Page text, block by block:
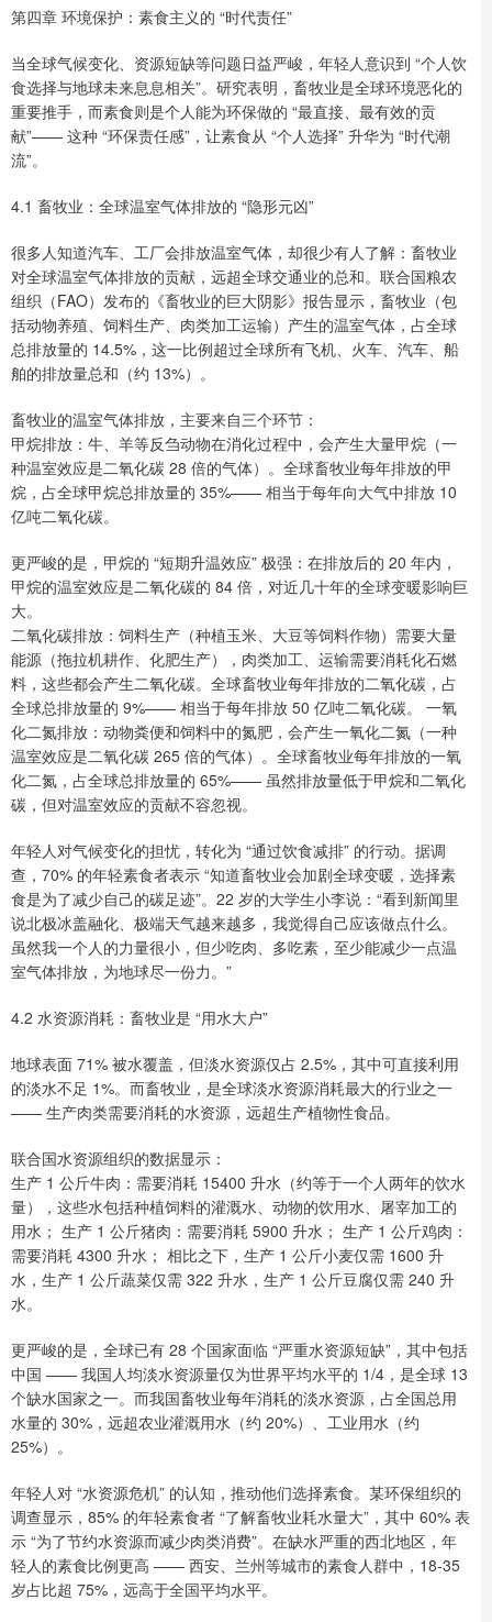
第四章 环境保护：素食主义的 “时代责任”
当全球气候变化、资源短缺等问题日益严峻，年轻人意识到 “个人饮
食选择与地球未来息息相关”。研究表明，畜牧业是全球环境恶化的
重要推手，而素食则是个人能为环保做的 “最直接、最有效的贡
献”—— 这种 “环保责任感”，让素食从 “个人选择” 升华为 “时代潮
流”。
4.1 畜牧业：全球温室气体排放的 “隐形元凶”
很多人知道汽车、工厂会排放温室气体，却很少有人了解：畜牧业
对全球温室气体排放的贡献，远超全球交通业的总和。联合国粮农
组织（FAO）发布的《畜牧业的巨大阴影》报告显示，畜牧业（包
括动物养殖、饲料生产、肉类加工运输）产生的温室气体，占全球
总排放量的 14.5%，这一比例超过全球所有飞机、火车、汽车、船
舶的排放量总和（约 13%）。
畜牧业的温室气体排放，主要来自三个环节：
甲烷排放：牛、羊等反刍动物在消化过程中，会产生大量甲烷（一
种温室效应是二氧化碳 28 倍的气体）。全球畜牧业每年排放的甲
烷，占全球甲烷总排放量的 35%—— 相当于每年向大气中排放 10
亿吨二氧化碳。
更严峻的是，甲烷的 “短期升温效应” 极强：在排放后的 20 年内，
甲烷的温室效应是二氧化碳的 84 倍，对近几十年的全球变暖影响巨
大。
二氧化碳排放：饲料生产（种植玉米、大豆等饲料作物）需要大量
能源（拖拉机耕作、化肥生产），肉类加工、运输需要消耗化石燃
料，这些都会产生二氧化碳。全球畜牧业每年排放的二氧化碳，占
全球总排放量的 9%—— 相当于每年排放 50 亿吨二氧化碳。 一氧
化二氮排放：动物粪便和饲料中的氮肥，会产生一氧化二氮（一种
温室效应是二氧化碳 265 倍的气体）。全球畜牧业每年排放的一氧
化二氮，占全球总排放量的 65%—— 虽然排放量低于甲烷和二氧化
碳，但对温室效应的贡献不容忽视。
年轻人对气候变化的担忧，转化为 “通过饮食减排” 的行动。据调
查，70% 的年轻素食者表示 “知道畜牧业会加剧全球变暖，选择素
食是为了减少自己的碳足迹”。22 岁的大学生小李说：“看到新闻里
说北极冰盖融化、极端天气越来越多，我觉得自己应该做点什么。
虽然我一个人的力量很小，但少吃肉、多吃素，至少能减少一点温
室气体排放，为地球尽一份力。”
4.2 水资源消耗：畜牧业是 “用水大户”
地球表面 71% 被水覆盖，但淡水资源仅占 2.5%，其中可直接利用
的淡水不足 1%。而畜牧业，是全球淡水资源消耗最大的行业之一
—— 生产肉类需要消耗的水资源，远超生产植物性食品。
联合国水资源组织的数据显示：
生产 1 公斤牛肉：需要消耗 15400 升水（约等于一个人两年的饮水
量），这些水包括种植饲料的灌溉水、动物的饮用水、屠宰加工的
用水； 生产 1 公斤猪肉：需要消耗 5900 升水； 生产 1 公斤鸡肉：
需要消耗 4300 升水； 相比之下，生产 1 公斤小麦仅需 1600 升
水，生产 1 公斤蔬菜仅需 322 升水，生产 1 公斤豆腐仅需 240 升
水。
更严峻的是，全球已有 28 个国家面临 “严重水资源短缺”，其中包括
中国 —— 我国人均淡水资源量仅为世界平均水平的 1/4，是全球 13
个缺水国家之一。而我国畜牧业每年消耗的淡水资源，占全国总用
水量的 30%，远超农业灌溉用水（约 20%）、工业用水（约
25%）。
年轻人对 “水资源危机” 的认知，推动他们选择素食。某环保组织的
调查显示，85% 的年轻素食者 “了解畜牧业耗水量大”，其中 60% 表
示 “为了节约水资源而减少肉类消费”。在缺水严重的西北地区，年
轻人的素食比例更高 —— 西安、兰州等城市的素食人群中，18-35
岁占比超 75%，远高于全国平均水平。